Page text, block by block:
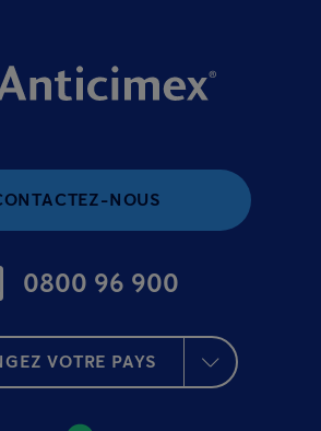
NOUS
0800 96 900
VOTRE PAYS